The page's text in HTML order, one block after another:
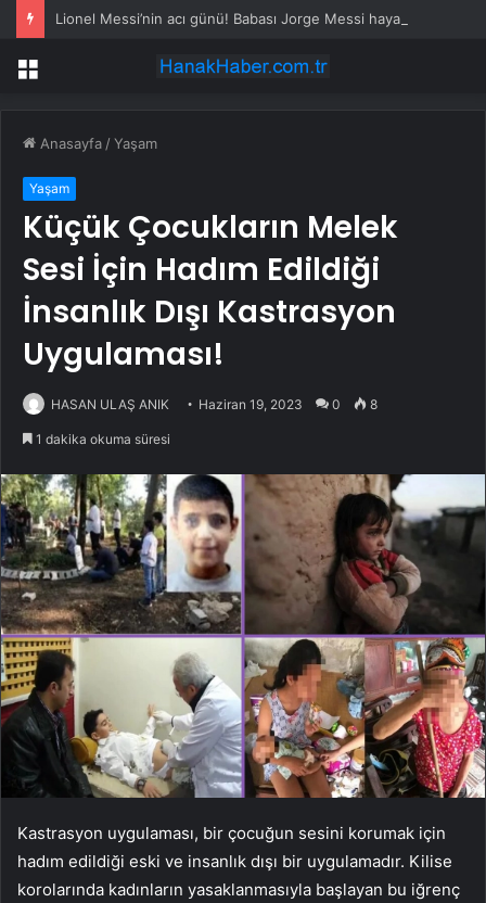
Menü
Anasayfa /Yaşam
Yaşam
Küçük Çocukların Melek
Sesi İçin Hadım Edildiği
İnsanlık Dışı Kastrasyon
Uygulaması!
HASAN ULAŞ ANIK Haziran 19, 2023 0 8
1 dakika okuma süresi
Kastrasyon uygulaması, bir çocuğun sesini korumak için
hadım edildiği eski ve insanlık dışı bir uygulamadır. Kilise
korolarında kadınların yasaklanmasıyla başlayan bu iğrenç